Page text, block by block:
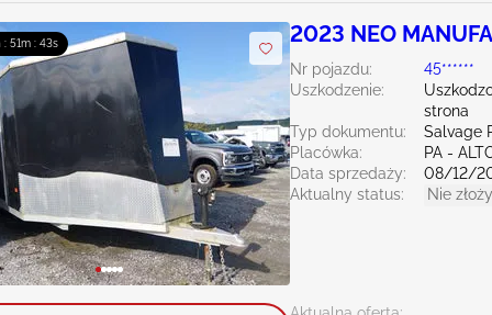
51m : 41s 2023 NEO
Nr pojazdu:
45******
Uszkodzenie:
strona
Typ dokumentu:
Salvage
Placówka:
PA -
Data sprzedaży:
08/12/
Aktualny status:
Nie